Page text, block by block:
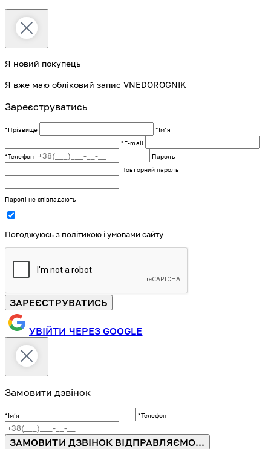
Я новий покупець
Я вже маю обліковий запис VNEDOROGNIK
Зареєструватись
*Прізвище
*Імʼя
*E-mail
*Телефон
Пароль
Повторний пароль
Паролі не співпадають
Погоджуюсь з політикою і умовами сайту
ЗАРЕЄСТРУВАТИСЬ
УВІЙТИ ЧЕРЕЗ GOOGLE
Замовити дзвінок
*Імʼя *Телефон
ЗАМОВИТИ ДЗВІНОК ВІДПРАВЛЯЄМО...